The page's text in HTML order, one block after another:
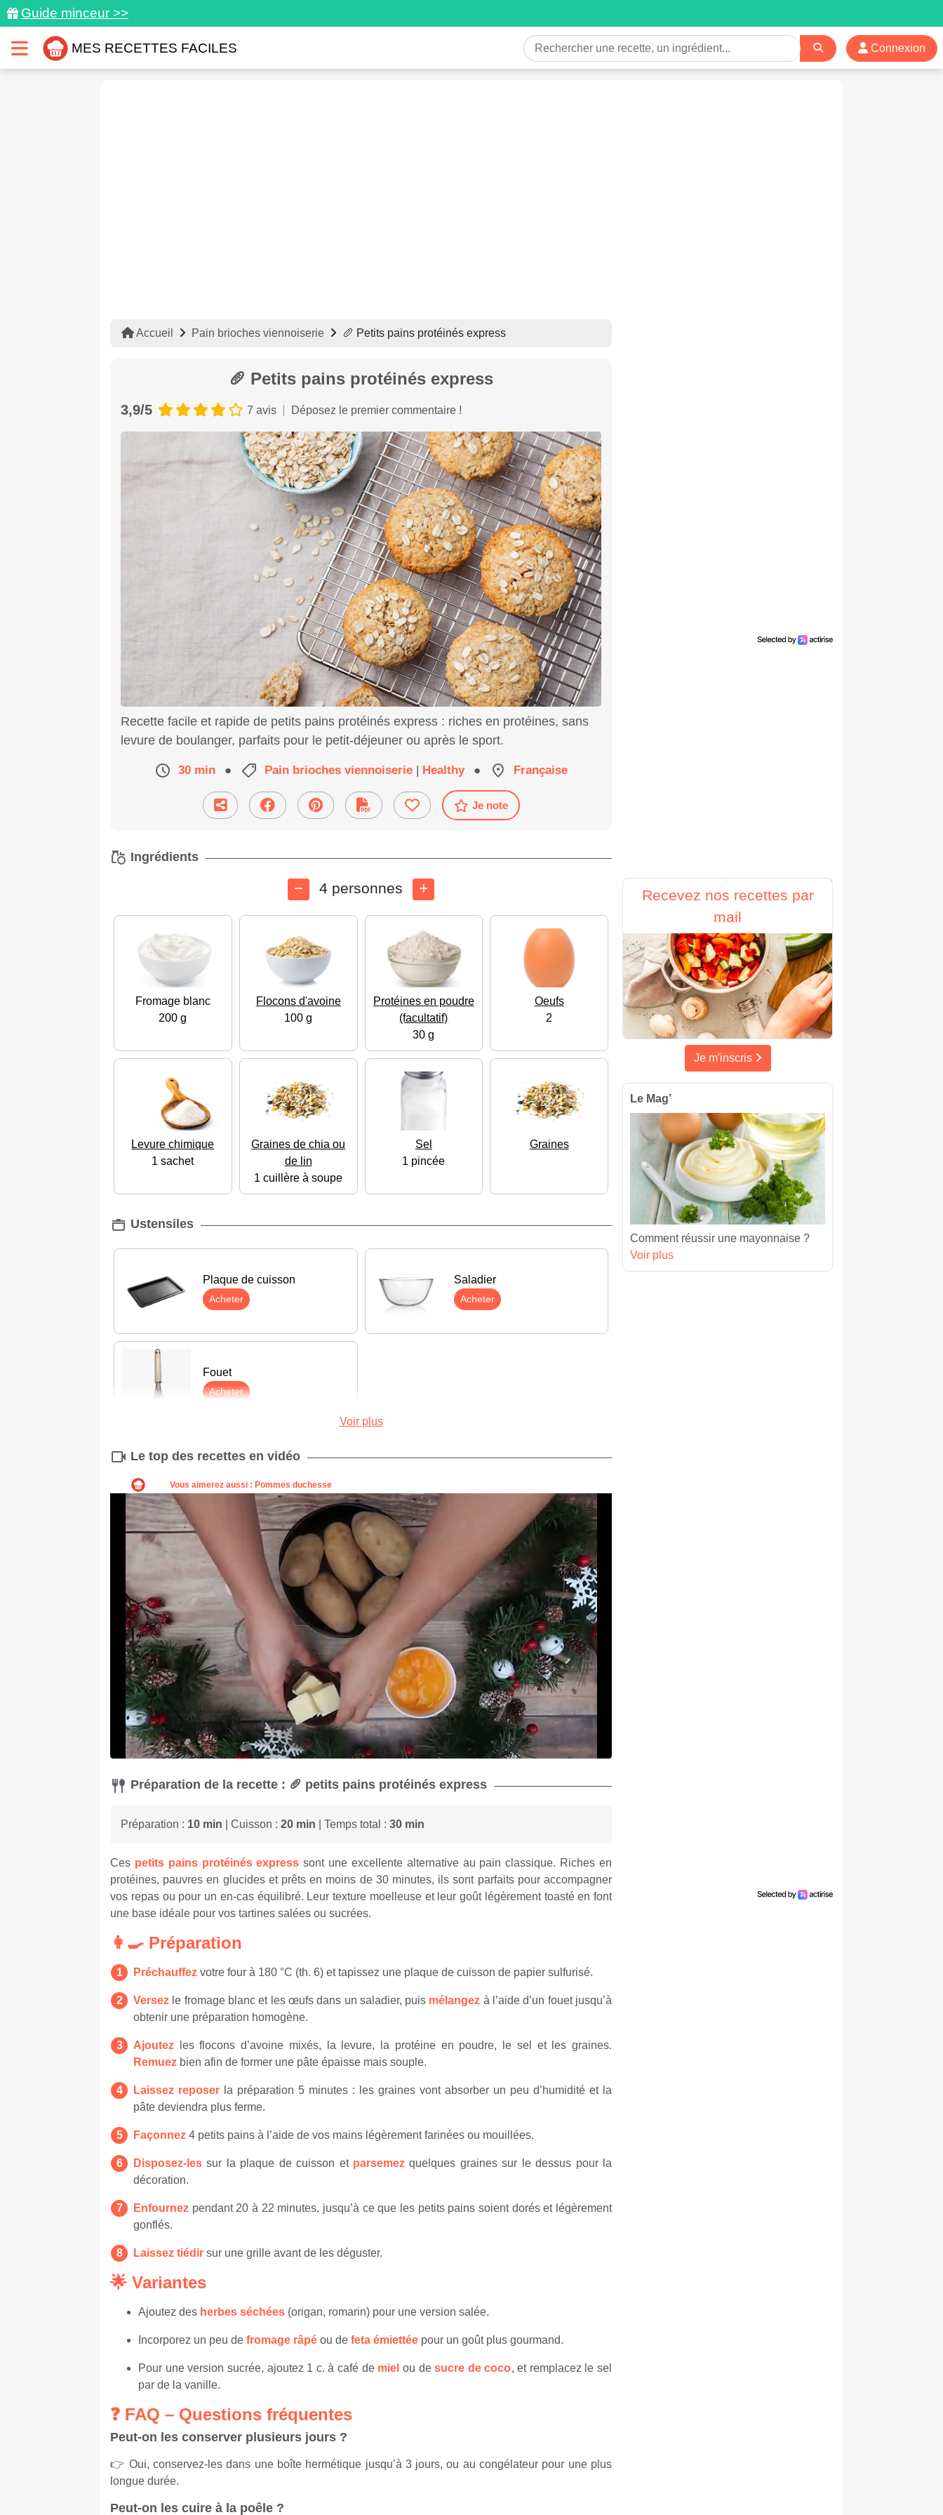
Guide minceur >>
MES RECETTES FACILES Connexion
Accueil Pain brioches viennoiserie 🥖 Petits pains protéinés express
🥖 Petits pains protéinés express
3,9/5 7 avis Déposez le premier commentaire !
Recette facile et rapide de petits pains protéinés express : riches en protéines, sans
levure de boulanger, parfaits pour le petit-déjeuner ou après le sport.
30 min ● Pain brioches viennoiserie | Healthy ● Française
Je note
Ingrédients
4 personnes
Fromage blanc
200 g
Flocons d'avoine
100 g
Protéines en poudre
(facultatif)
30 g
Oeufs
2
Levure chimique
1 sachet
Graines de chia ou
de lin
1 cuillère à soupe
Sel
1 pincée
Graines
Ustensiles
Plaque de cuisson
Acheter
Saladier
Acheter
Fouet
Acheter
Voir plus
Le top des recettes en vidéo
Préparation de la recette : 🥖 petits pains protéinés express
Préparation : 10 min | Cuisson : 20 min | Temps total : 30 min
Ces petits pains protéinés express sont une excellente alternative au pain classique. Riches en
protéines, pauvres en glucides et prêts en moins de 30 minutes, ils sont parfaits pour accompagner
vos repas ou pour un en-cas équilibré. Leur texture moelleuse et leur goût légèrement toasté en font
une base idéale pour vos tartines salées ou sucrées.
👩‍🍳 Préparation
Préchauffez votre four à 180 °C (th. 6) et tapissez une plaque de cuisson de papier sulfurisé.
Versez le fromage blanc et les œufs dans un saladier, puis mélangez à l’aide d’un fouet jusqu’à
obtenir une préparation homogène.
Ajoutez les flocons d’avoine mixés, la levure, la protéine en poudre, le sel et les graines.
Remuez bien afin de former une pâte épaisse mais souple.
Laissez reposer la préparation 5 minutes : les graines vont absorber un peu d’humidité et la
pâte deviendra plus ferme.
Façonnez 4 petits pains à l’aide de vos mains légèrement farinées ou mouillées.
Disposez-les sur la plaque de cuisson et parsemez quelques graines sur le dessus pour la
décoration.
Enfournez pendant 20 à 22 minutes, jusqu’à ce que les petits pains soient dorés et légèrement
gonflés.
Laissez tiédir sur une grille avant de les déguster.
🌟 Variantes
Ajoutez des herbes séchées (origan, romarin) pour une version salée.
Incorporez un peu de fromage râpé ou de feta émiettée pour un goût plus gourmand.
Pour une version sucrée, ajoutez 1 c. à café de miel ou desucre de coco, et remplacez le sel
par de la vanille.
❓ FAQ – Questions fréquentes
Peut-on les conserver plusieurs jours ?
👉 Oui, conservez-les dans une boîte hermétique jusqu’à 3 jours, ou au congélateur pour une plus
longue durée.
Peut-on les cuire à la poêle ?
Recevez nos recettes par
mail
Je m'inscris
Le Mag’
Comment réussir une mayonnaise ?
Voir plus